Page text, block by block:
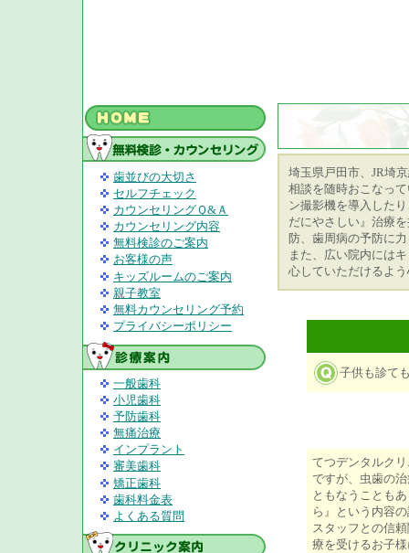
歯並びの大切さ
セルフチェック
カウンセリングＱ&Ａ
カウンセリング内容
無料検診のご案内
お客様の声
キッズルームのご案内
親子教室
無料カウンセリング予約
プライバシーポリシー
一般歯科
小児歯科
予防歯科
無痛治療
インプラント
審美歯科
矯正歯科
歯科料金表
よくある質問
埼玉県戸田市、JR埼
相談を随時おこなっ
ン撮影機を導入した
だにやさしい』治療
防、歯周病の予防に
また、広い院内には
心していただけるよ
子供も診て
てつデンタルク
ですが、虫歯の
ともなうことも
ら』という内容
スタッフとの信
療を受けるお子